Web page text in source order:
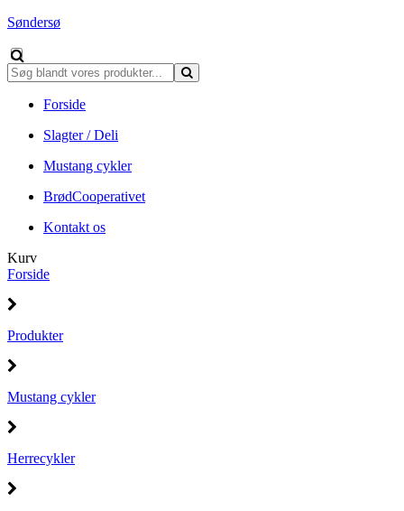
Søndersø
Forside
Slagter / Deli
Mustang cykler
BrødCooperativet
Kontakt os
Kurv
Forside
Produkter
Mustang cykler
Herrecykler